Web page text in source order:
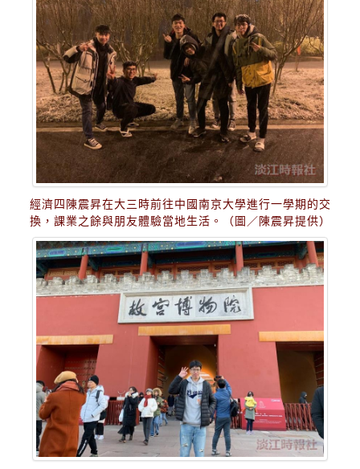
經濟四陳震昇在大三時前往中國南京大學進行一學期的交
換，課業之餘與朋友體驗當地生活。（圖／陳震昇提供）